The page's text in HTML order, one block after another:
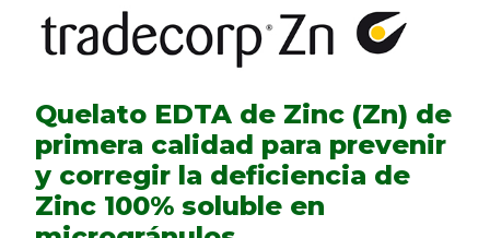
Quelato EDTA de Zinc (Zn) de
primera calidad para prevenir
y corregir la deficiencia de
Zinc 100% soluble en